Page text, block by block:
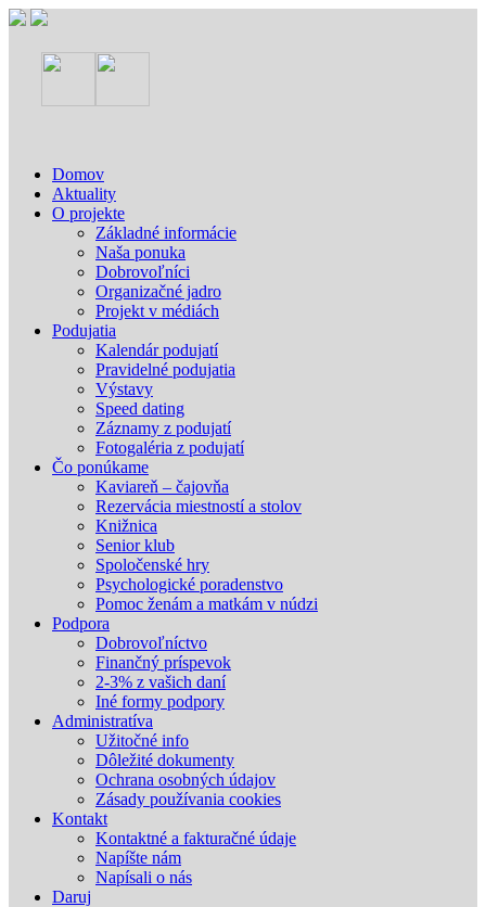
Domov
Aktuality
O projekte
Základné informácie
Naša ponuka
Dobrovoľníci
Organizačné jadro
Projekt v médiách
Podujatia
Kalendár podujatí
Pravidelné podujatia
Výstavy
Speed dating
Záznamy z podujatí
Fotogaléria z podujatí
Čo ponúkame
Kaviareň – čajovňa
Rezervácia miestností a stolov
Knižnica
Senior klub
Spoločenské hry
Psychologické poradenstvo
Pomoc ženám a matkám v núdzi
Podpora
Dobrovoľníctvo
Finančný príspevok
2-3% z vašich daní
Iné formy podpory
Administratíva
Užitočné info
Dôležité dokumenty
Ochrana osobných údajov
Zásady používania cookies
Kontakt
Kontaktné a fakturačné údaje
Napíšte nám
Napísali o nás
Daruj